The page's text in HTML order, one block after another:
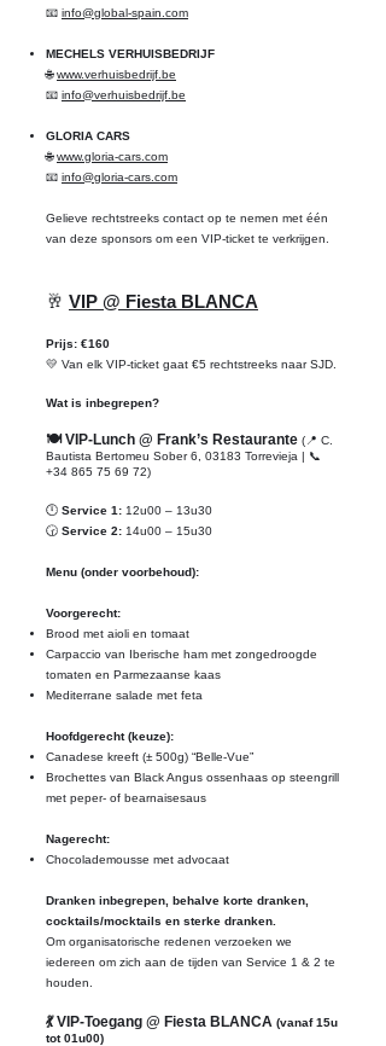
📧 info@global-spain.com
MECHELS VERHUISBEDRIJF
🌐www.verhuisbedrijf.be
📧 info@verhuisbedrijf.be
GLORIA CARS
🌐www.gloria-cars.com
📧 info@gloria-cars.com
Gelieve rechtstreeks contact op te nemen met één
van deze sponsors om een VIP-ticket te verkrijgen.
🥂 VIP @ Fiesta BLANCA
Prijs: €160
💛 Van elk VIP-ticket gaat €5 rechtstreeks naar SJD.
Wat is inbegrepen?
🍽 VIP-Lunch @ Frank’s Restaurante (📍 C.
Bautista Bertomeu Sober 6, 03183 Torrevieja | 📞
+34 865 75 69 72)
🕛 Service 1: 12u00 – 13u30
🕝 Service 2: 14u00 – 15u30
Menu (onder voorbehoud):
Voorgerecht:
Brood met aioli en tomaat
Carpaccio van Iberische ham met zongedroogde
tomaten en Parmezaanse kaas
Mediterrane salade met feta
Hoofdgerecht (keuze):
Canadese kreeft (± 500g) “Belle-Vue”
Brochettes van Black Angus ossenhaas op steengrill
met peper- of bearnaisesaus
Nagerecht:
Chocolademousse met advocaat
Dranken inbegrepen, behalve korte dranken,
cocktails/mocktails en sterke dranken.
Om organisatorische redenen verzoeken we
iedereen om zich aan de tijden van Service 1 & 2 te
houden.
💃 VIP-Toegang @ Fiesta BLANCA (vanaf 15u
tot 01u00)